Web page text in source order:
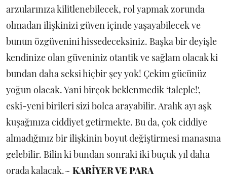
arzularınıza kilitlenebilecek, rol yapmak zorunda
olmadan ilişkinizi güven içinde yaşayabilecek ve
bunun özgüvenini hissedeceksiniz. Başka bir deyişle
kendinize olan güveniniz otantik ve sağlam olacak ki
bundan daha seksi hiçbir şey yok! Çekim gücünüz
yoğun olacak. Yani birçok beklenmedik ‘taleple!',
eski-yeni birileri sizi bolca arayabilir. Aralık ayı aşk
kuşağınıza ciddiyet getirmekte. Bu da, çok ciddiye
almadığınız bir ilişkinin boyut değiştirmesi manasına
gelebilir. Bilin ki bundan sonraki iki buçuk yıl daha
orada kalacak.~ KARİYER VE PARA